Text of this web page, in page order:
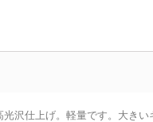
沢仕上げ。軽量です。大きい